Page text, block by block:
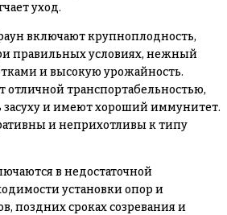
уход.
включают крупноплодность,
правильных условиях, нежный
и высокую урожайность.
отличной транспортабельностью,
засуху и имеют хороший иммунитет.
и неприхотливы к типу
в недостаточной
установки опор и
поздних сроках созревания и